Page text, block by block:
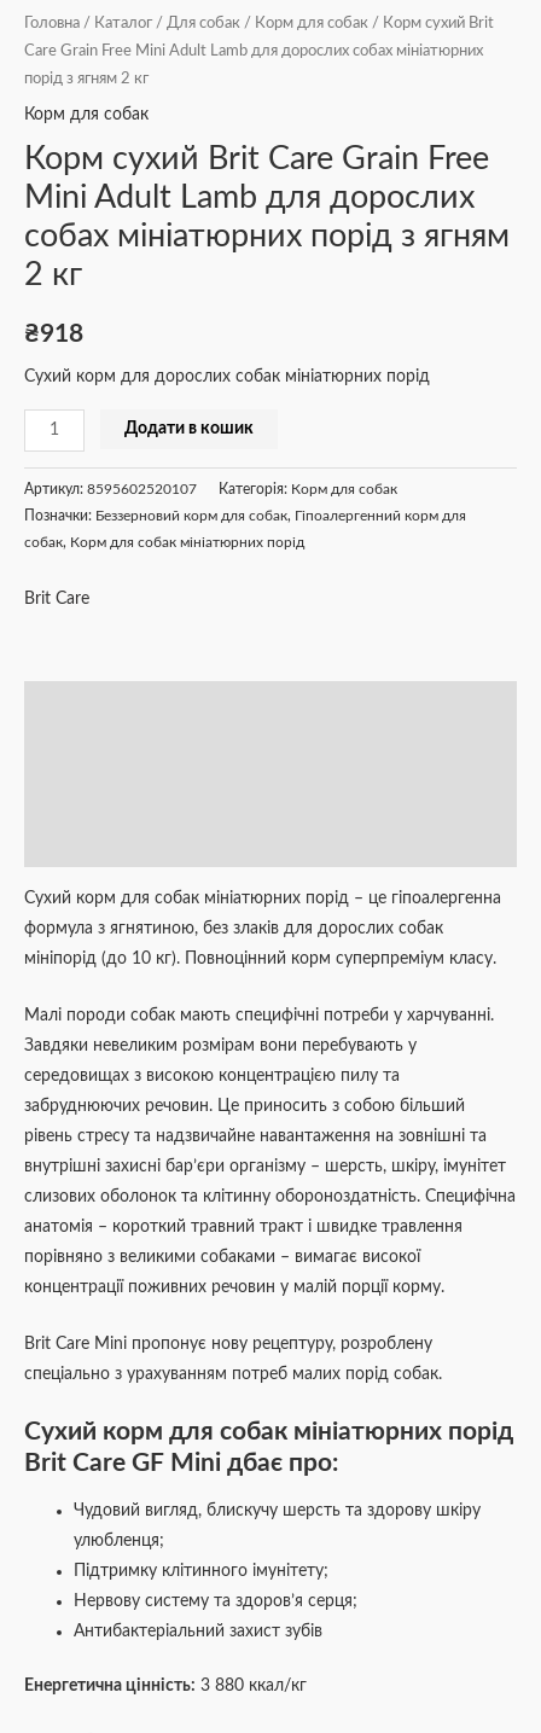
Головна / Каталог / Для собак / Корм для собак / Корм сухий Brit
Care Grain Free Mini Adult Lamb для дорослих собах мініатюрних
порід з ягням 2 кг
Корм для собак
Корм сухий Brit Care Grain Free
Mini Adult Lamb для дорослих
собах мініатюрних порід з ягням
2 кг
₴918
Сухий корм для дорослих собак мініатюрних порід
кількість
Додати в кошик
Артикул: 8595602520107 Категорія: Корм для собак
Позначки: Беззерновий корм для собак, Гіпоалергенний корм для
собак, Корм для собак мініатюрних порід
Brit Care
Сухий корм для собак мініатюрних порід – це гіпоалергенна
формула з ягнятиною, без злаків для дорослих собак
мініпорід (до 10 кг). Повноцінний корм суперпреміум класу.
Малі породи собак мають специфічні потреби у харчуванні.
Завдяки невеликим розмірам вони перебувають у
середовищах з високою концентрацією пилу та
забруднюючих речовин. Це приносить з собою більший
рівень стресу та надзвичайне навантаження на зовнішні та
внутрішні захисні бар’єри організму – шерсть, шкіру, імунітет
слизових оболонок та клітинну обороноздатність. Специфічна
анатомія – короткий травний тракт і швидке травлення
порівняно з великими собаками – вимагає високої
концентрації поживних речовин у малій порції корму.
Brit Care Mini пропонує нову рецептуру, розроблену
спеціально з урахуванням потреб малих порід собак.
Сухий корм для собак мініатюрних порід
Brit Care GF Mini дбає про:
Чудовий вигляд, блискучу шерсть та здорову шкіру
улюбленця;
Підтримку клітинного імунітету;
Нервову систему та здоров’я серця;
Антибактеріальний захист зубів
Енергетична цінність: 3 880 ккал/кг